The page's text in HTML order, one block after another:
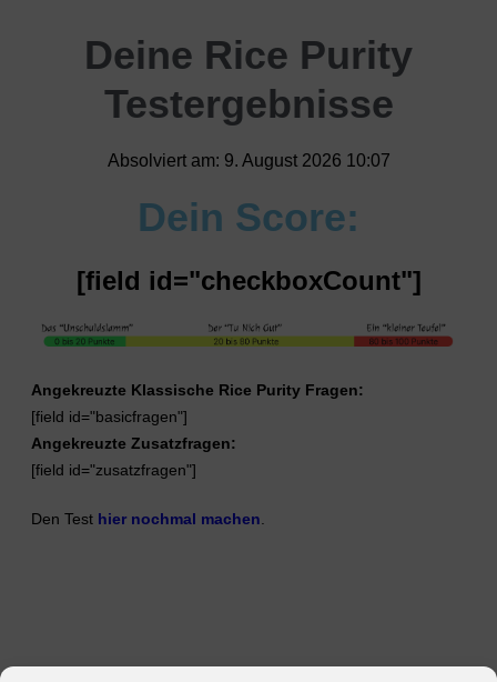
Deine Rice Purity
Testergebnisse
Absolviert am: 9. August 2026 10:07
Dein Score:
[field id="checkboxCount"]
Angekreuzte Klassische Rice Purity Fragen:
[field id="basicfragen"]
Angekreuzte Zusatzfragen:
[field id="zusatzfragen"]
Den Test hier nochmal machen